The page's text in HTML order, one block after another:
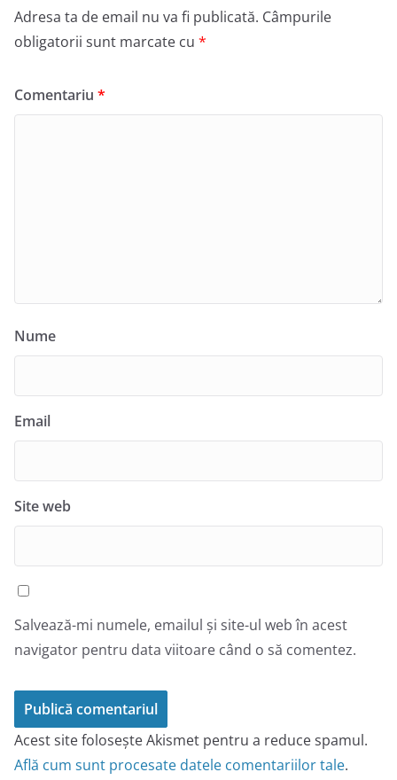
Adresa ta de email nu va fi publicată. Câmpurile
obligatorii sunt marcate cu *
Comentariu *
Nume
Email
Site web
Salvează-mi numele, emailul și site-ul web în acest
navigator pentru data viitoare când o să comentez.
Acest site folosește Akismet pentru a reduce spamul.
Află cum sunt procesate datele comentariilor tale.